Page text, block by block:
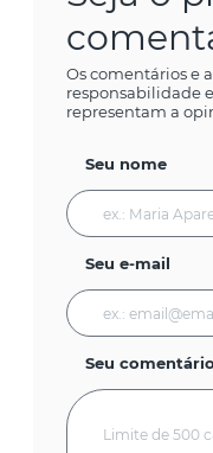
Os comentários e
responsabilidade
representam a
Seu nome
Seu e-mail
Seu comentário